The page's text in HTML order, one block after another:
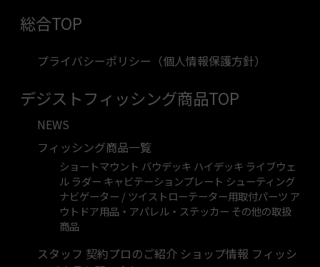
総合TOP
プライバシーポリシー（個人情報保護方針）
デジストフィッシング商品TOP
NEWS
フィッシング商品一覧
ショートマウント バウデッキ ハイデッキ ライブウェ
ル ラダー キャビテーションプレート シューティング
ナビゲーター / ツイストローテーター用取付パーツ ア
ウトドア用品・アパレル・ステッカー その他の取扱
商品
スタッフ 契約プロのご紹介 ショップ情報 フィッシ